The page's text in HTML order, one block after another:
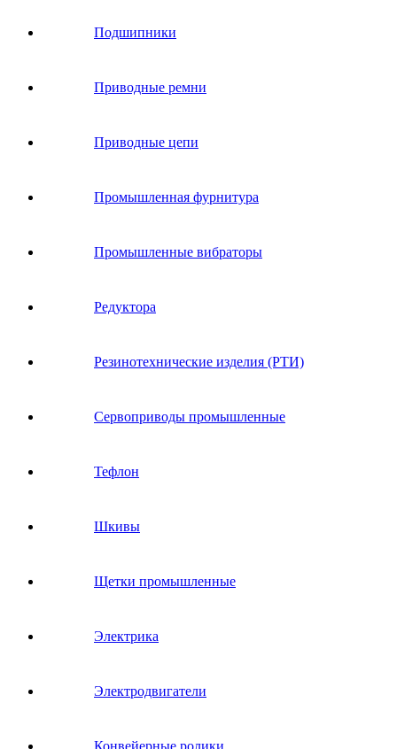
Подшипники
Приводные ремни
Приводные цепи
Промышленная фурнитура
Промышленные вибраторы
Редуктора
Резинотехнические изделия (РТИ)
Сервоприводы промышленные
Тефлон
Шкивы
Щетки промышленные
Электрика
Электродвигатели
Конвейерные ролики